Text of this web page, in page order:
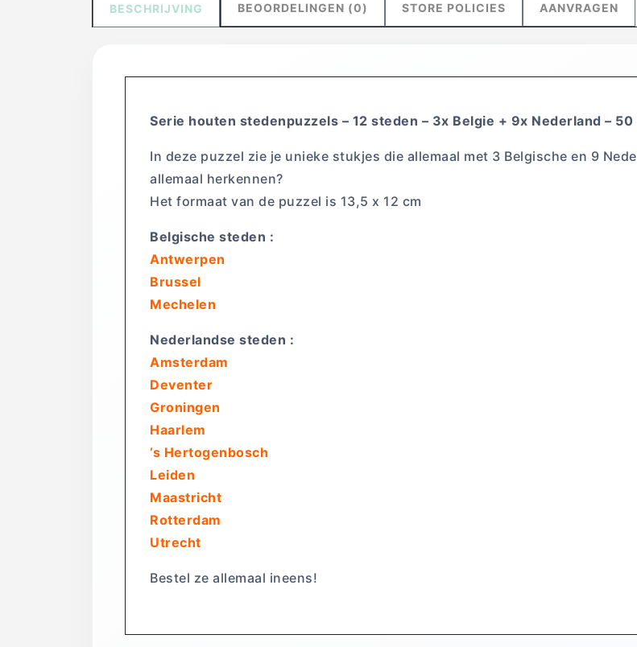
BESCHRIJVING BEOORDELINGEN (0) STORE POLICIES AANVRAGEN
Serie houten stedenpuzzels – 12 steden – 3x Belgie + 9x Nederland –
In deze puzzel zie je unieke stukjes die allemaal met 3 Belgische en 9
allemaal herkennen?
Het formaat van de puzzel is 13,5 x 12 cm
Belgische steden :
Antwerpen
Brussel
Mechelen
Nederlandse steden :
Amsterdam
Deventer
Groningen
Haarlem
’s Hertogenbosch
Leiden
Maastricht
Rotterdam
Utrecht
Bestel ze allemaal ineens!